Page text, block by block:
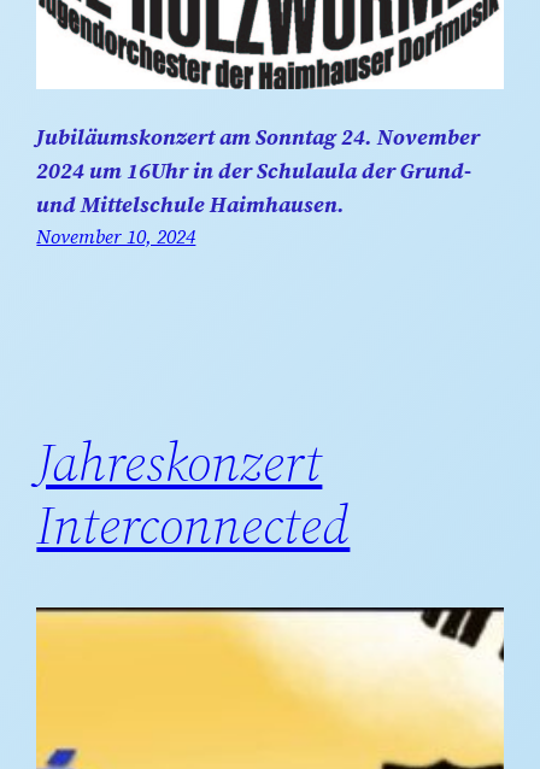
Jubiläumskonzert am Sonntag 24. November
2024 um 16Uhr in der Schulaula der Grund-
und Mittelschule Haimhausen.
November 10, 2024
Jahreskonzert
Interconnected